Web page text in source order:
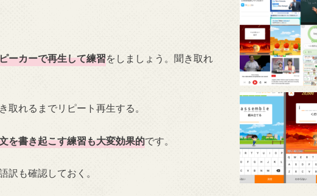
ーカーで再生して練習をしましょう。聞き取れ
れるまでリピート再生する。
を書き起こす練習も大変効果的です。
も確認しておく。